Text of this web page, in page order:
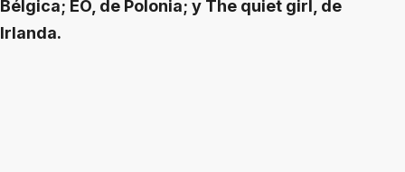
Bélgica; EO, de Polonia; y The quiet girl, de
Irlanda.